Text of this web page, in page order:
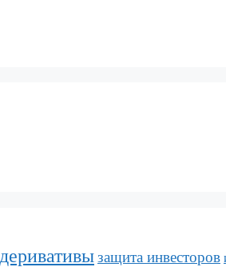
деривативы защита инвесторов